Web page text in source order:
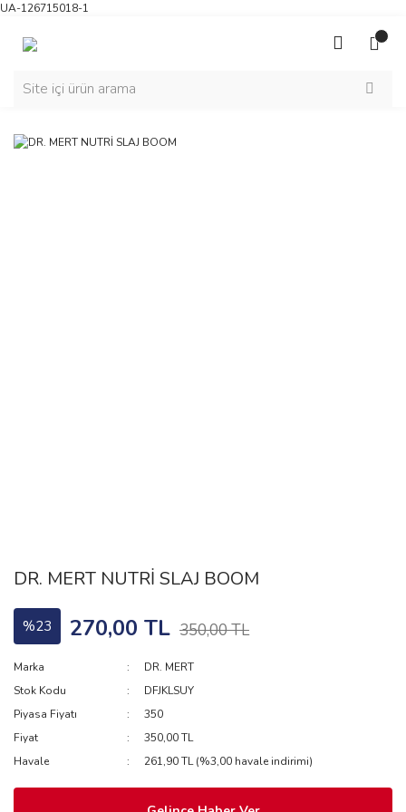
UA-126715018-1
DR. MERT NUTRİ SLAJ BOOM
%23 270,00 TL 350,00 TL
Marka
DR. MERT
Stok Kodu
DFJKLSUY
Piyasa Fiyatı
350
Fiyat
350,00 TL
Havale
261,90 TL (%3,00 havale indirimi)